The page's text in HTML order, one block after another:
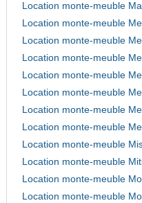
Location monte-meuble
Location monte-meuble
Location monte-meuble
Location monte-meuble
Location monte-meuble
Location monte-meuble
Location monte-meuble
Location monte-meuble
Location monte-meuble
Location monte-meuble
Location monte-meuble
Location monte-meuble